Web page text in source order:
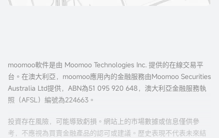
moomoo軟件是由 Moomoo Technologies Inc. 提供的在線交易平
台。在澳大利亞，moomoo應用內的金融服務由Moomoo Securities
Australia Ltd提供，ABN為51 095 920 648，澳大利亞金融服務執
照（AFSL）編號為224663。
投資存在風險，可能導致虧損。網站上的市場數據或信息僅供參
考，不應視為買賣金融產品的認可或建議。歷史表現不代表未來結